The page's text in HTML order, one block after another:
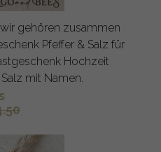
gehören zusammen
Pfeffer & Salz für
Hochzeit
mit Namen.